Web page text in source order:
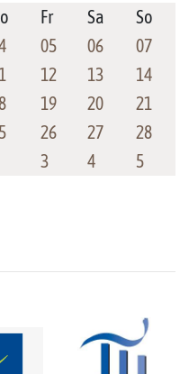
Fr Sa
So
05 06
07
12 13
14
19 20
21
26 27
28
3 4 5